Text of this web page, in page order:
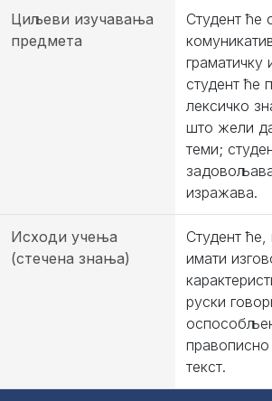
Циљеви изучавања
предмета
Студент ће
граматичку
студент ће
лексичко
што жели
теми;
изражава.
Исходи учења
(стечена знања)
Студент ће,
имати
руски
правописно
текст.